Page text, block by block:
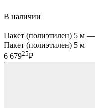
В наличии
Пакет (полиэтилен) 5 м —
Пакет (полиэтилен) 5 м
6 67925₽